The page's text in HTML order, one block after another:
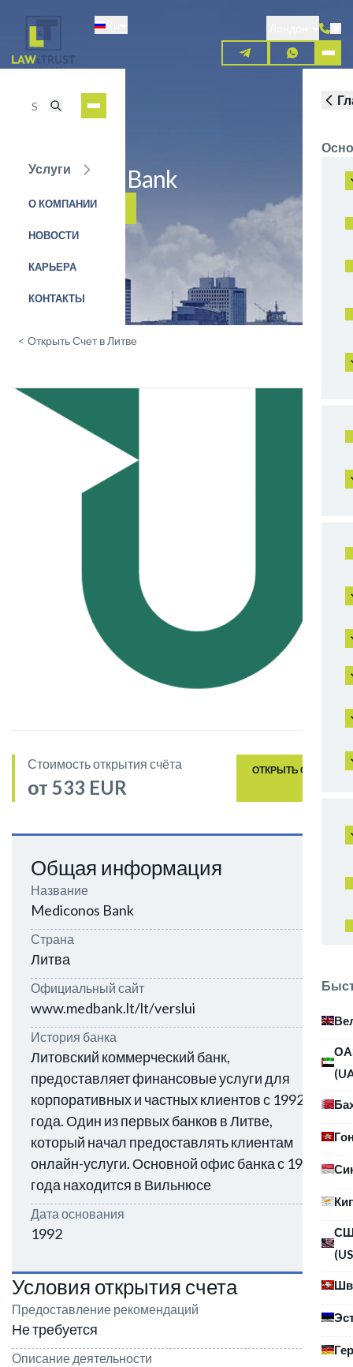
основному
содержанию
Услуги
О КОМПАНИИ
НОВОСТИ
КАРЬЕРА
КОНТАКТЫ
Mediconos Bank
ЗАЯВКА НА УСЛУГУ
< Открыть Счет в Литве
Стоимость открытия счёта
от 533 EUR
ОТКРЫТЬ СЧЁТ
Общая информация
Название
Mediconos Bank
Страна
Литва
Официальный сайт
www.medbank.lt/lt/verslui
История банка
Литовский коммерческий банк,
предоставляет финансовые услуги для
корпоративных и частных клиентов с 1992
года. Один из первых банков в Литве,
который начал предоставлять клиентам
онлайн-услуги. Основной офис банка с 1995
года находится в Вильнюсе
Дата основания
1992
Условия открытия счета
Предоставление рекомендаций
Не требуется
Описание деятельности